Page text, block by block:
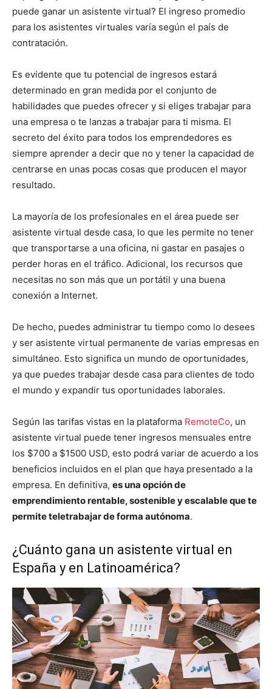
puede ganar un asistente virtual? El ingreso promedio
para los asistentes virtuales varía según el país de
contratación.
Es evidente que tu potencial de ingresos estará
determinado en gran medida por el conjunto de
habilidades que puedes ofrecer y si eliges trabajar para
una empresa o te lanzas a trabajar para ti misma. El
secreto del éxito para todos los emprendedores es
siempre aprender a decir que no y tener la capacidad de
centrarse en unas pocas cosas que producen el mayor
resultado.
La mayoría de los profesionales en el área puede ser
asistente virtual desde casa, lo que les permite no tener
que transportarse a una oficina, ni gastar en pasajes o
perder horas en el tráfico. Adicional, los recursos que
necesitas no son más que un portátil y una buena
conexión a Internet.
De hecho, puedes administrar tu tiempo como lo desees
y ser asistente virtual permanente de varias empresas en
simultáneo. Esto significa un mundo de oportunidades,
ya que puedes trabajar desde casa para clientes de todo
el mundo y expandir tus oportunidades laborales.
Según las tarifas vistas en la plataforma RemoteCo, un
asistente virtual puede tener ingresos mensuales entre
los $700 a $1500 USD, esto podrá variar de acuerdo a los
beneficios incluidos en el plan que haya presentado a la
empresa. En definitiva, es una opción de
emprendimiento rentable, sostenible y escalable que te
permite teletrabajar de forma autónoma.
¿Cuánto gana un asistente virtual en
España y en Latinoamérica?